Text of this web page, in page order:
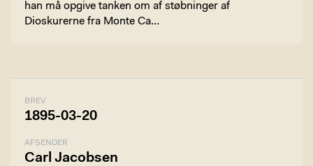
han må opgive tanken om af støbninger af
Dioskurerne fra Monte Ca…
BREV
1895-03-20
AFSENDER
Carl Jacobsen